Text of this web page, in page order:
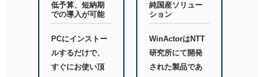
低予算、短納期
での導入が可能
PCにインストー
ルするだけで、
すぐにお使い頂
純国産ソリュー
ション
WinActorはNTT
研究所にて開発
された製品であ